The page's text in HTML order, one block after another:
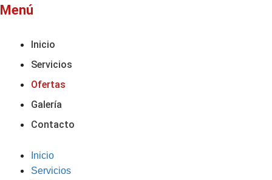
Menú
Inicio
Servicios
Ofertas
Galería
Contacto
Inicio
Servicios